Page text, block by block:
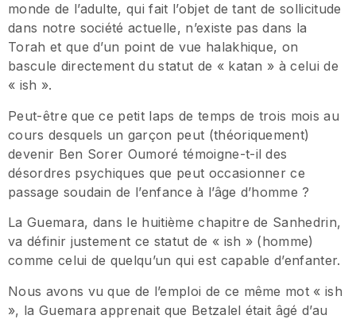
monde de l’adulte, qui fait l’objet de tant de sollicitude
dans notre société actuelle, n’existe pas dans la
Torah et que d’un point de vue halakhique, on
bascule directement du statut de « katan » à celui de
« ish ».
Peut-être que ce petit laps de temps de trois mois au
cours desquels un garçon peut (théoriquement)
devenir Ben Sorer Oumoré témoigne-t-il des
désordres psychiques que peut occasionner ce
passage soudain de l’enfance à l’âge d’homme ?
La Guemara, dans le huitième chapitre de Sanhedrin,
va définir justement ce statut de « ish » (homme)
comme celui de quelqu’un qui est capable d’enfanter.
Nous avons vu que de l’emploi de ce même mot « ish
», la Guemara apprenait que Betzalel était âgé d’au